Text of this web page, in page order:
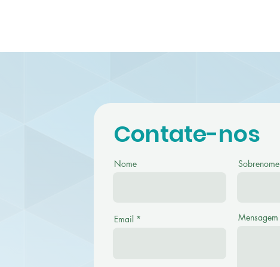
Contate-nos
Nome Sobrenome
Email Mensagem